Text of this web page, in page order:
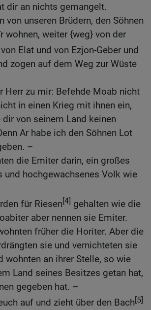
dir an nichts gemangelt.
von unseren Brüdern, den Söhnen
wohnen, weiter {weg} von der
von Elat und von Ezjon-Geber und
zogen auf dem Weg zur Wüste
Herr zu mir: Befehde Moab nicht
in einen Krieg mit ihnen ein,
von seinem Land keinen
Ar habe ich den Söhnen Lot
–
die Emiter darin, ein großes
und hochgewachsenes Volk wie
für Riesen[4] gehalten wie die
aber nennen sie Emiter.
früher die Horiter. Aber die
sie und vernichteten sie
wohnten an ihrer Stelle, so wie
Land seines Besitzes getan hat,
gegeben hat. –
auf und zieht über den Bach[5]